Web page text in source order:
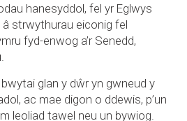
hanesyddol, fel yr Eglwys
strwythurau eiconig fel
fyd-enwog a’r Senedd,
glan y dŵr yn gwneud y
ac mae digon o ddewis, p’un
leoliad tawel neu un bywiog.